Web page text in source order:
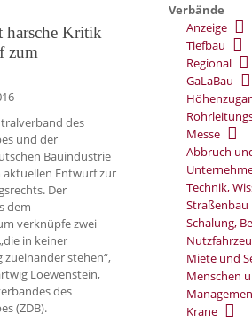
harsche Kritik
zum
des
und der
Bauindustrie
aktuellen Entwurf zur
Der
dem
verknüpfe zwei
in keiner
stehen“,
Loewenstein,
des
(ZDB).
Verbände
Anzeige
Tiefbau
Regional
GaLaBau
Messe
Abbruch
Technik,
Straßenbau
Schalung,
Miete und
Menschen
Krane